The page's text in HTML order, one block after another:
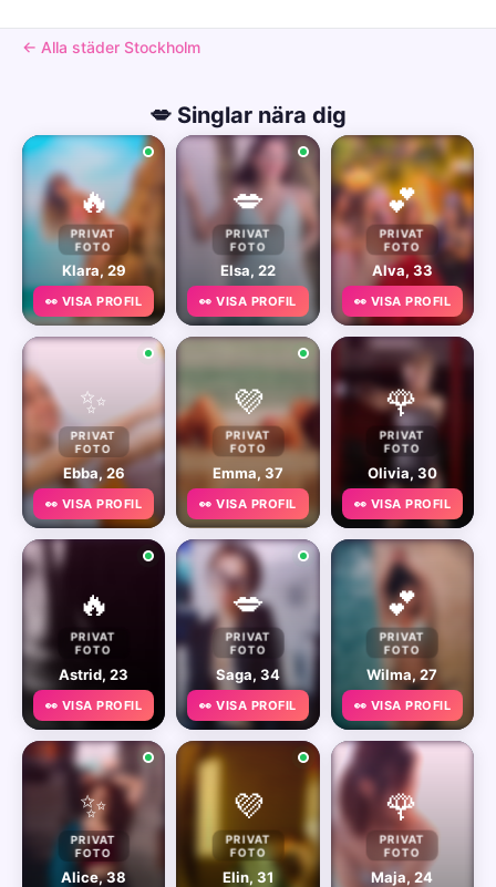
← Alla städer Stockholm
💋 Singlar nära dig
🔥
PRIVAT
FOTO
Klara, 29
👀 VISA PROFIL
💋
PRIVAT
FOTO
Elsa, 22
👀 VISA PROFIL
💕
PRIVAT
FOTO
Alva, 33
👀 VISA PROFIL
✨
PRIVAT
FOTO
Ebba, 26
👀 VISA PROFIL
💜
PRIVAT
FOTO
Emma, 37
👀 VISA PROFIL
🌹
PRIVAT
FOTO
Olivia, 30
👀 VISA PROFIL
🔥
PRIVAT
FOTO
Astrid, 23
👀 VISA PROFIL
💋
PRIVAT
FOTO
Saga, 34
👀 VISA PROFIL
💕
PRIVAT
FOTO
Wilma, 27
👀 VISA PROFIL
✨
PRIVAT
FOTO
Alice, 38
💜
PRIVAT
FOTO
Elin, 31
🌹
PRIVAT
FOTO
Maja, 24